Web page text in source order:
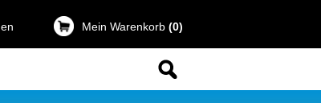
Mein Warenkorb (0)